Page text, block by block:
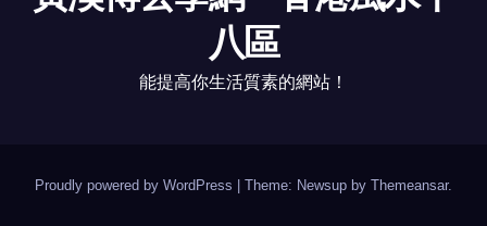
八區
能提高你生活質素的網站！
Proudly powered by WordPress Theme: Newsup by Themeansar.